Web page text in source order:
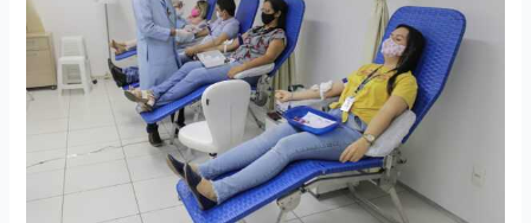
realiza
campanha
doação
sangue